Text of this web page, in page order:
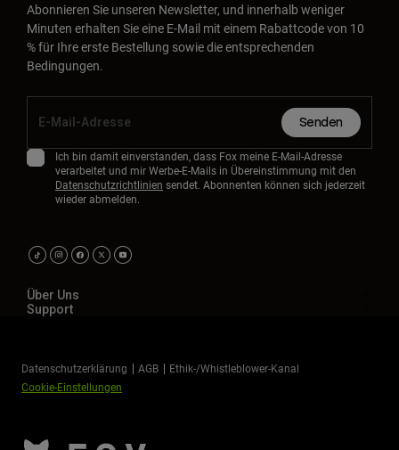
Abonnieren Sie unseren Newsletter, und innerhalb weniger
Minuten erhalten Sie eine E-Mail mit einem Rabattcode von 10
% für Ihre erste Bestellung sowie die entsprechenden
Bedingungen.
Senden
Ich bin damit einverstanden, dass Fox meine E-Mail-Adresse
verarbeitet und mir Werbe-E-Mails in Übereinstimmung mit den
Datenschutzrichtlinien sendet. Abonnenten können sich jederzeit
wieder abmelden.
Über Uns
Support
Datenschutzerklärung AGB
Ethik-/Whistleblower-Kanal
Cookie-Einstellungen